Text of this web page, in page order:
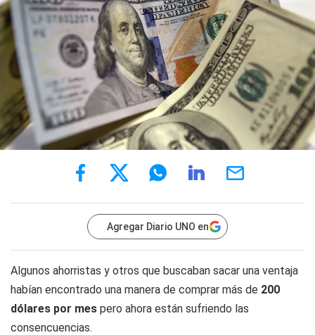
Agregar Diario UNO en
Algunos ahorristas y otros que buscaban sacar una ventaja
habían encontrado una manera de comprar más de 200
dólares por mes pero ahora están sufriendo las
consencuencias.